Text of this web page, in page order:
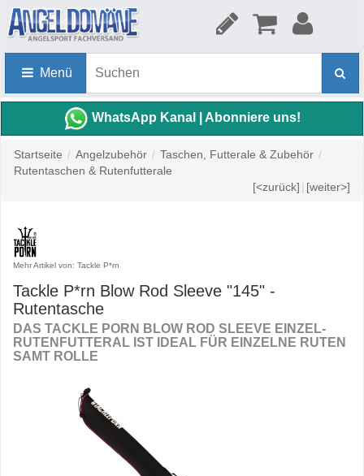
Menü
WhatsApp Kanal | Abonniere uns!
Startseite / Angelzubehör / Taschen, Futterale & Zubehör /
Rutentaschen & Rutenfutterale
[<zurück] | [weiter>]
Mehr Artikel von: Tackle P*rn
Tackle P*rn Blow Rod Sleeve "145" -
Rutentasche
DAS TACKLE PORN BLOW ROD SLEEVE EINZEL-
RUTENFUTTERAL IST IDEAL FÜR EINZELNE RUTEN
SAMT ROLLE